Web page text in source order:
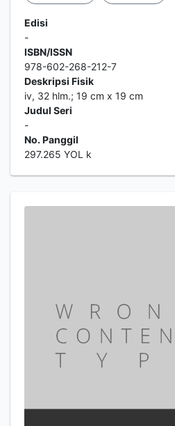
Edisi
-
ISBN/ISSN
978-602-268-212-7
Deskripsi Fisik
iv, 32 hlm.; 19 cm x 19 cm
Judul Seri
-
No. Panggil
297.265 YOL k